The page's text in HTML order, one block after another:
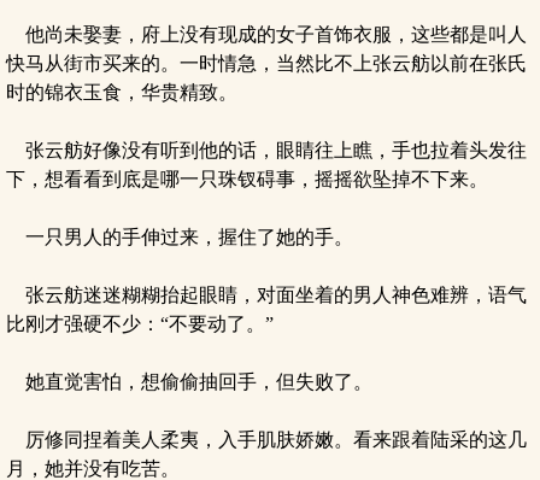
他尚未娶妻，府上没有现成的女子首饰衣服，这些都是叫人
快马从街市买来的。一时情急，当然比不上张云舫以前在张氏
时的锦衣玉食，华贵精致。
张云舫好像没有听到他的话，眼睛往上瞧，手也拉着头发往
下，想看看到底是哪一只珠钗碍事，摇摇欲坠掉不下来。
一只男人的手伸过来，握住了她的手。
张云舫迷迷糊糊抬起眼睛，对面坐着的男人神色难辨，语气
比刚才强硬不少：“不要动了。”
她直觉害怕，想偷偷抽回手，但失败了。
厉修同捏着美人柔夷，入手肌肤娇嫩。看来跟着陆采的这几
月，她并没有吃苦。